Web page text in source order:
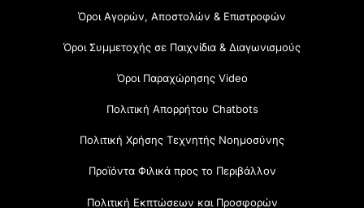
Όροι Αγορών, Αποστολών & Επιστροφών
Όροι Συμμετοχής σε Παιχνίδια & Διαγωνισμούς
Όροι Παραχώρησης Video
Πολιτική Απορρήτου Chatbots
Πολιτική Χρήσης Τεχνητής Νοημοσύνης
Προϊόντα Φιλικά προς το Περιβάλλον
Πολιτική Εκπτώσεων και Προσφορών